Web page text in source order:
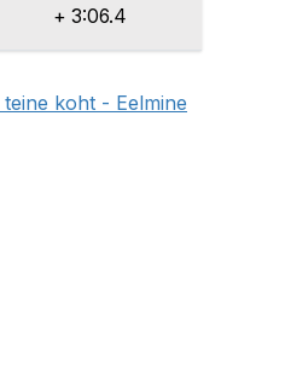
+ 3:06.4
koht - Eelmine